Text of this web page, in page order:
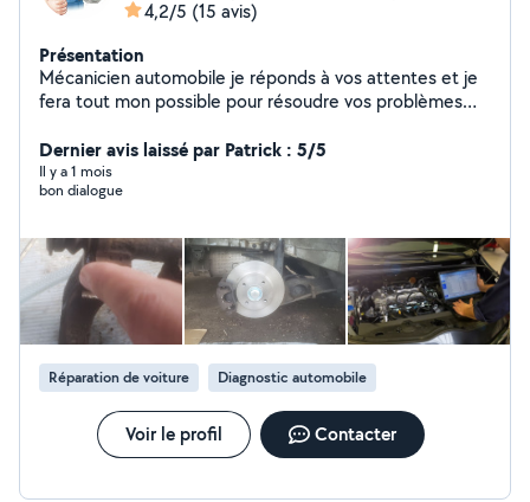
4,2/5 (15 avis)
Présentation
Mécanicien automobile je réponds à vos attentes et je
fera tout mon possible pour résoudre vos problèmes
Dernier avis laissé par Patrick : 5/5
Il y a 1 mois
bon dialogue
Réparation de voiture Diagnostic automobile
Voir le profil Contacter